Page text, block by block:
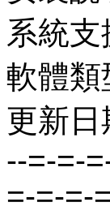
系統
軟體類
更新
--=-=-
=-=-=-